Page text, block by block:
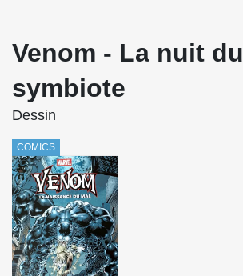
Venom - La nuit du
symbiote
Dessin
COMICS